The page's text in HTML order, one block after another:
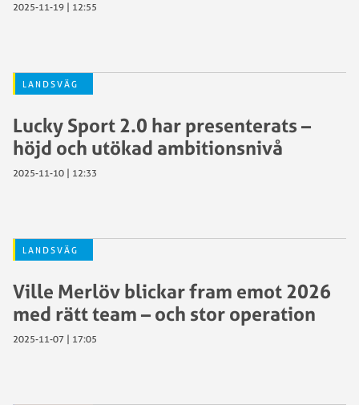
2025-11-19 | 12:55
LANDSVÄG
Lucky Sport 2.0 har presenterats –
höjd och utökad ambitionsnivå
2025-11-10 | 12:33
LANDSVÄG
Ville Merlöv blickar fram emot 2026
med rätt team – och stor operation
2025-11-07 | 17:05